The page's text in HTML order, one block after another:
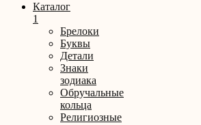
Каталог
1
Брелоки
Буквы
Детали
Знаки
зодиака
Обручальные
кольца
Религиозные